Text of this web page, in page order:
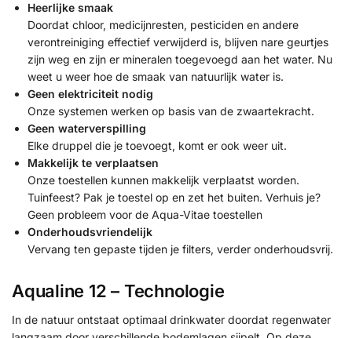
Heerlijke smaak
Doordat chloor, medicijnresten, pesticiden en andere
verontreiniging effectief verwijderd is, blijven nare geurtjes
zijn weg en zijn er mineralen toegevoegd aan het water. Nu
weet u weer hoe de smaak van natuurlijk water is.
Geen elektriciteit nodig
Onze systemen werken op basis van de zwaartekracht.
Geen waterverspilling
Elke druppel die je toevoegt, komt er ook weer uit.
Makkelijk te verplaatsen
Onze toestellen kunnen makkelijk verplaatst worden.
Tuinfeest? Pak je toestel op en zet het buiten. Verhuis je?
Geen probleem voor de Aqua-Vitae toestellen
Onderhoudsvriendelijk
Vervang ten gepaste tijden je filters, verder onderhoudsvrij.
Aqualine 12 – Technologie
In de natuur ontstaat optimaal drinkwater doordat regenwater